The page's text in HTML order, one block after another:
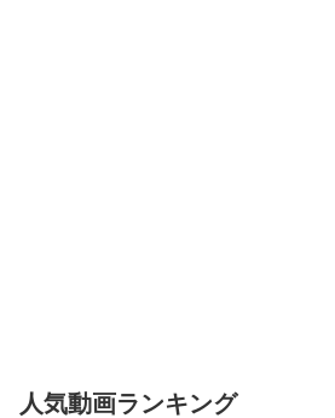
人気動画ランキング